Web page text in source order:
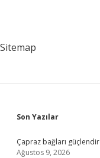
Sitemap
Sidebar
Son Yazılar
Çapraz bağları
Ağustos 9, 2026